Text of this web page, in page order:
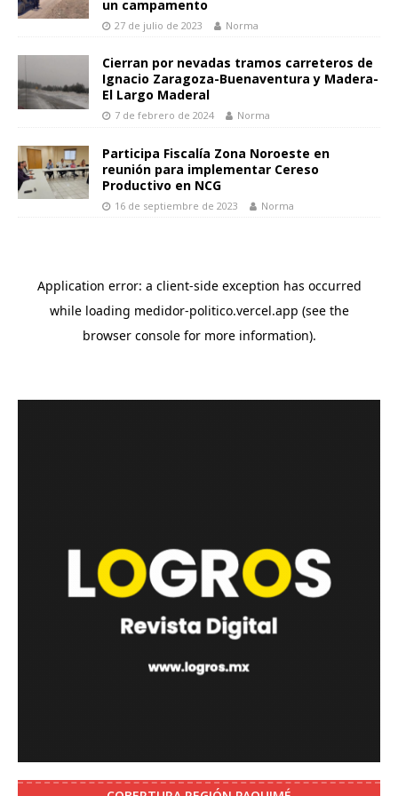
un campamento
27 de julio de 2023 Norma
Cierran por nevadas tramos carreteros de
Ignacio Zaragoza-Buenaventura y Madera-
El Largo Maderal
7 de febrero de 2024 Norma
Participa Fiscalía Zona Noroeste en
reunión para implementar Cereso
Productivo en NCG
16 de septiembre de 2023 Norma